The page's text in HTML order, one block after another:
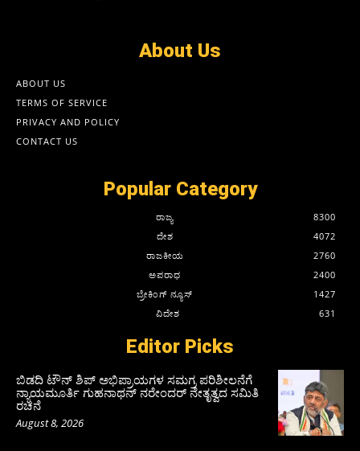
About Us
ABOUT US
TERMS OF SERVICE
PRIVACY AND POLICY
CONTACT US
Popular Category
ರಾಜ್ಯ
8300
ದೇಶ
4072
ರಾಜಕೀಯ
2760
ಅಪರಾಧ
2400
ಬ್ರೇಕಿಂಗ್ ನ್ಯೂಸ್
1427
ವಿದೇಶ
631
Editor Picks
ಬಿಡದಿ ಟೌನ್ ಶಿಪ್ ಅಭಿಪ್ರಾಯಗಳ ಸಮಗ್ರ ಪರಿಶೀಲನೆಗೆ
ನ್ಯಾಯಮೂರ್ತಿ ಗುಹನಾಥನ್ ನರೇಂದರ್ ನೇತೃತ್ವದ ಸಮಿತಿ
ರಚನೆ
August 8, 2026